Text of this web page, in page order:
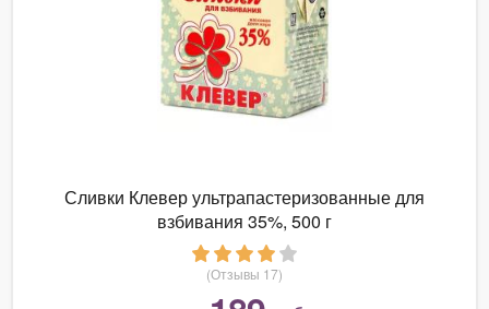
Сливки Клевер ультрапастеризованные для
взбивания 35%, 500 г
(Отзывы 17)